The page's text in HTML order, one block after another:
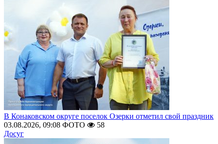
В Конаковском округе поселок Озерки отметил свой праздник
03.08.2026, 09:08 ФОТО
58
Досуг